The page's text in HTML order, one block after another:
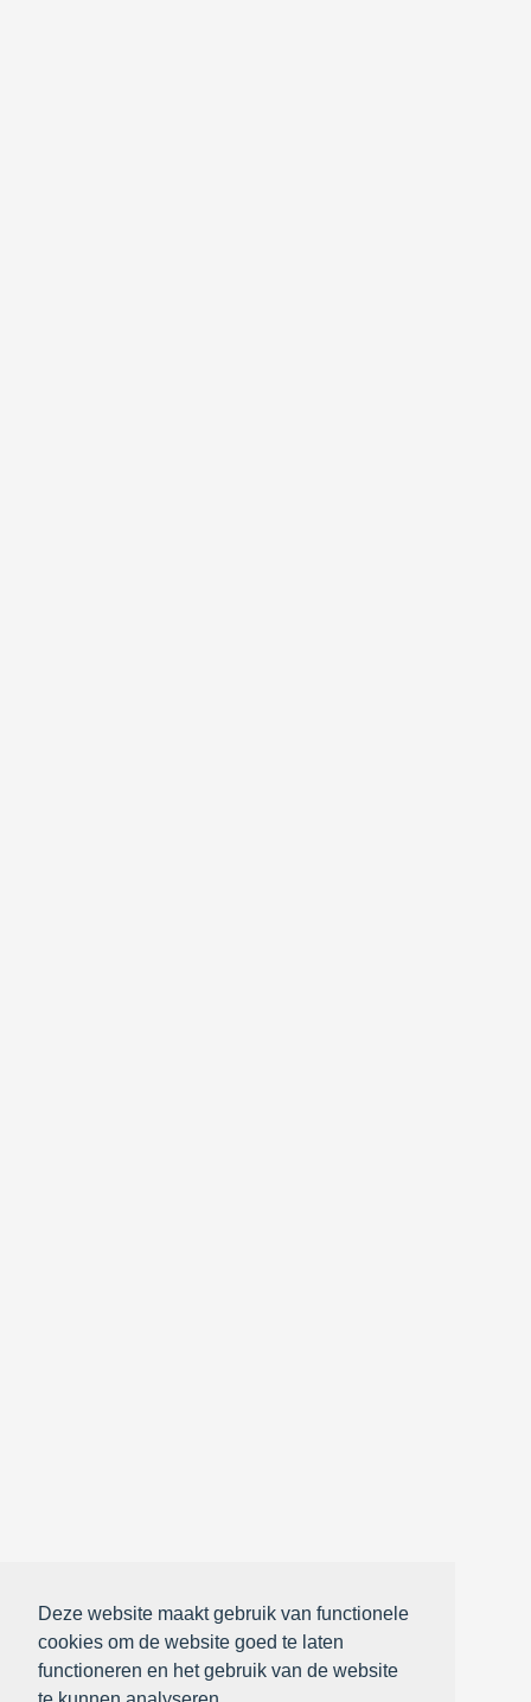
Deze website maakt gebruik van functionele
cookies om de website goed te laten
functioneren en het gebruik van de website